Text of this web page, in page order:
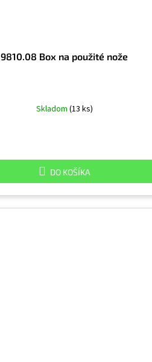
9810.08 Box na použité nože
Skladom (13 ks)
DO KOŠÍKA